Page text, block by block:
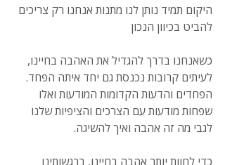
היקום תמיד נותן לנו מתנות אנחנו רק צריכים
להביט בכיוון הנכון
כשאנחנו בדרך להגדיל את האהבה בחיינו,
לעיתים קרובות נכנסת גם יחד איתה הפחד.
הפחדים והדעות הקדומות המודעות ואלו
שפחות מודעות עם הצרכים והציפיות שלנו
לגבי מה זה אהבה ואיך להשיגה.
כדי לחוות יותר אהבה בחיינו, ברגשותינו